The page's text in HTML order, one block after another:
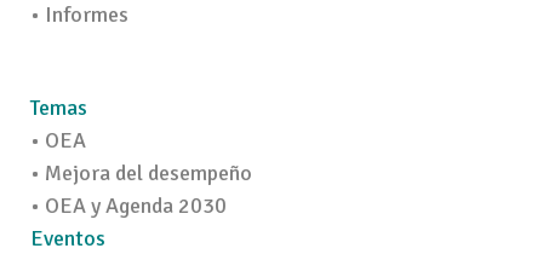
• Informes
Temas
• OEA
• Mejora del desempeño
• OEA y Agenda 2030
Eventos